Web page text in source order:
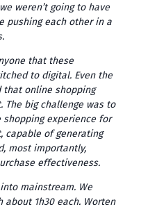
weren’t going to have
pushing each other in a
that these
to digital. Even the
that online shopping
The big challenge was to
experience for
capable of generating
most importantly,
effectiveness.
mainstream. We
1h30 each. Worten